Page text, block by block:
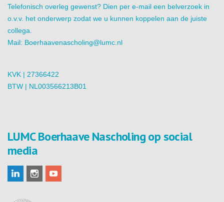
Telefonisch overleg gewenst? Dien per e-mail een belverzoek in
o.v.v. het onderwerp zodat we u kunnen koppelen aan de juiste
collega.
Mail: Boerhaavenascholing@lumc.nl
KVK | 27366422
BTW | NL003566213B01
LUMC Boerhaave Nascholing op social
media